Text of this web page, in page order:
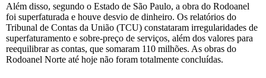
Além disso, segundo o Estado de São Paulo, a obra do Rodoanel
foi superfaturada e houve desvio de dinheiro. Os relatórios do
Tribunal de Contas da União (TCU) constataram irregularidades de
superfaturamento e sobre-preço de serviços, além dos valores para
reequilibrar as contas, que somaram 110 milhões. As obras do
Rodoanel Norte até hoje não foram totalmente concluídas.